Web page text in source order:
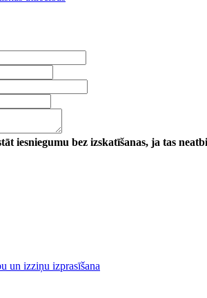
iesniegumu bez izskatīšanas, ja tas
un izziņu izprasīšana